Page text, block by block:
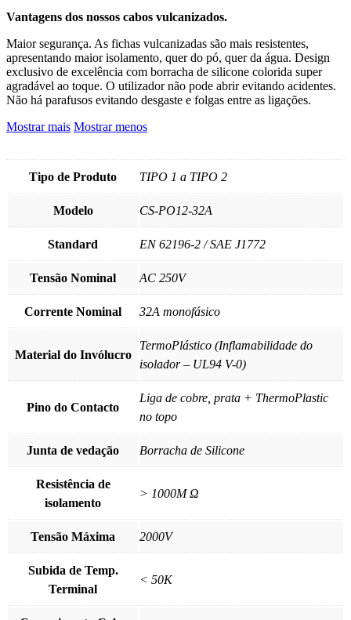
Vantagens dos nossos cabos vulcanizados.
Maior segurança. As fichas vulcanizadas são mais resistentes,
apresentando maior isolamento, quer do pó, quer da água. Design
exclusivo de excelência com borracha de silicone colorida super
agradável ao toque. O utilizador não pode abrir evitando acidentes.
Não há parafusos evitando desgaste e folgas entre as ligações.
Mostrar mais Mostrar menos
Tipo de Produto TIPO 1 a TIPO 2
Modelo CS-PO12-32A
Standard EN 62196-2 / SAE J1772
Tensão Nominal AC 250V
Corrente Nominal 32A monofásico
Material do Invólucro
TermoPlástico (Inflamabilidade do
isolador – UL94 V-0)
Pino do Contacto
Liga de cobre, prata + ThermoPlastic
no topo
Junta de vedação Borracha de Silicone
Resistência de
isolamento
> 1000M Ω
Tensão Máxima 2000V
Subida de Temp.
Terminal
< 50K